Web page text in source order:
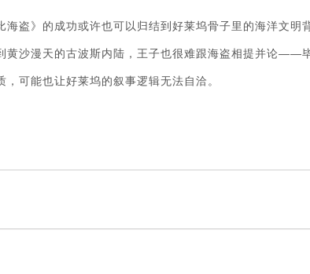
盗》的成功或许也可以归结到好莱坞骨子里的海洋文明
黄沙漫天的古波斯内陆，王子也很难跟海盗相提并论——
可能也让好莱坞的叙事逻辑无法自洽。